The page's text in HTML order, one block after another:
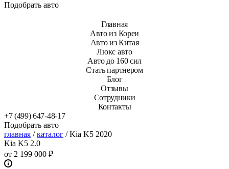
Подобрать авто
Главная
Авто из Кореи
Авто из Китая
Люкс авто
Авто до 160 сил
Стать партнером
Блог
Отзывы
Сотрудники
Контакты
+7 (499) 647-48-17
Подобрать авто
главная / каталог / Kia K5 2020
Kia K5 2.0
от 2 199 000 ₽